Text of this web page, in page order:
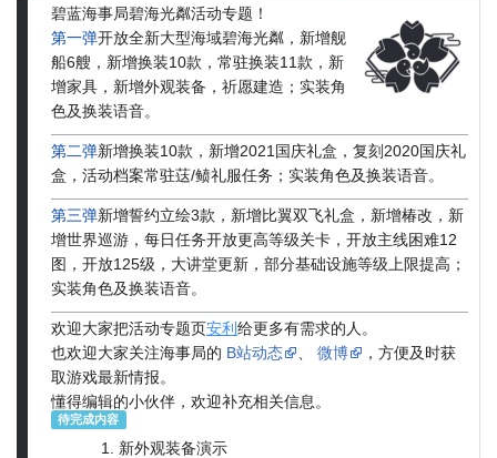
碧蓝海事局碧海光粼活动专题！
第一弹开放全新大型海域碧海光粼，新增舰
船6艘，新增换装10款，常驻换装11款，新
增家具，新增外观装备，祈愿建造；实装角
色及换装语音。
第二弹新增换装10款，新增2021国庆礼盒，复刻2020国庆礼
盒，活动档案常驻荙/鲼礼服任务；实装角色及换装语音。
第三弹新增誓约立绘3款，新增比翼双飞礼盒，新增椿改，新
增世界巡游，每日任务开放更高等级关卡，开放主线困难12
图，开放125级，大讲堂更新，部分基础设施等级上限提高；
实装角色及换装语音。
欢迎大家把活动专题页安利 给更多有需求的人。
也欢迎大家关注海事局的 B站动态 微博
，方便及时获
取游戏最新情报。
懂得编辑的小伙伴，欢迎补充相关信息。
待完成内容
新外观装备演示